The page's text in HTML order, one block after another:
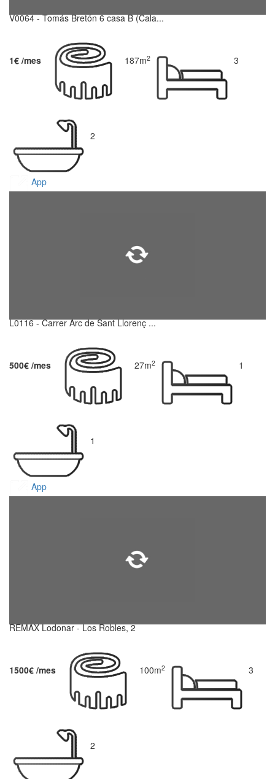
V0064 - Tomás Bretón 6 casa B (Cala...
1€ /mes 187m2 3
2
App
L0116 - Carrer Arc de Sant Llorenç ...
500€ /mes 27m2 1
1
App
REMAX Lodonar - Los Robles, 2
1500€ /mes 100m2 3
2